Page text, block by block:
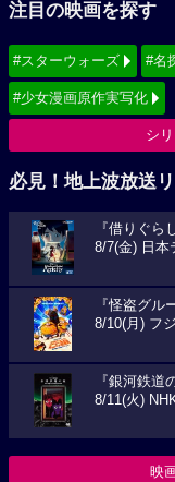
注目の映画を探す
#スターウォーズ #名
#少女漫画原作実写化
シ
必見！地上波放送
『借りぐら
8/7(金) 日本
『怪盗グル
8/10(月) フ
『銀河鉄道
8/11(火)
映